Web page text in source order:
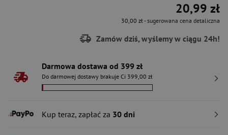
20,99 zł
30,00 zł- sugerowana cena detaliczna
Zamów dziś, wyślemy w ciągu 24h!
Darmowa dostawa od 399 zł
Do darmowej dostawy brakuje Ci 399,00 zł
Kup teraz, zapłać za 30 dni